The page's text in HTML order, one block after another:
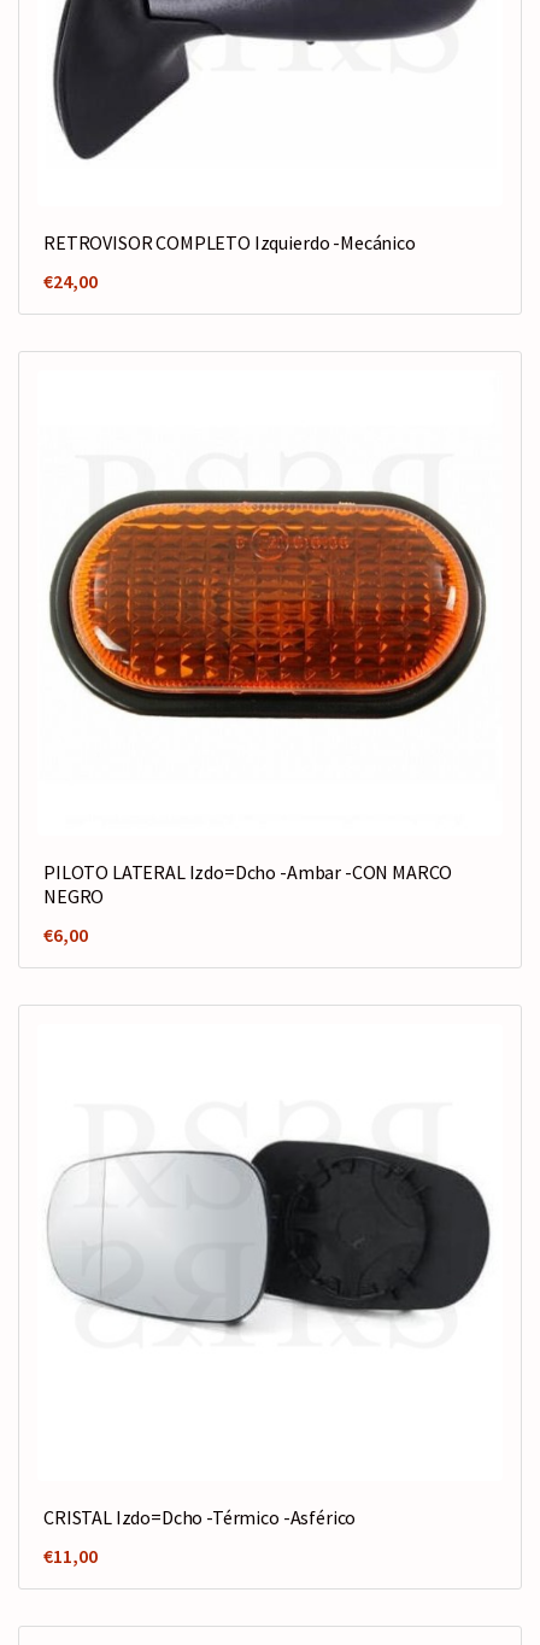
RETROVISOR COMPLETO Izquierdo -Mecánico
€24,00
PILOTO LATERAL Izdo=Dcho -Ambar -CON MARCO
NEGRO
€6,00
CRISTAL Izdo=Dcho -Térmico -Asférico
€11,00